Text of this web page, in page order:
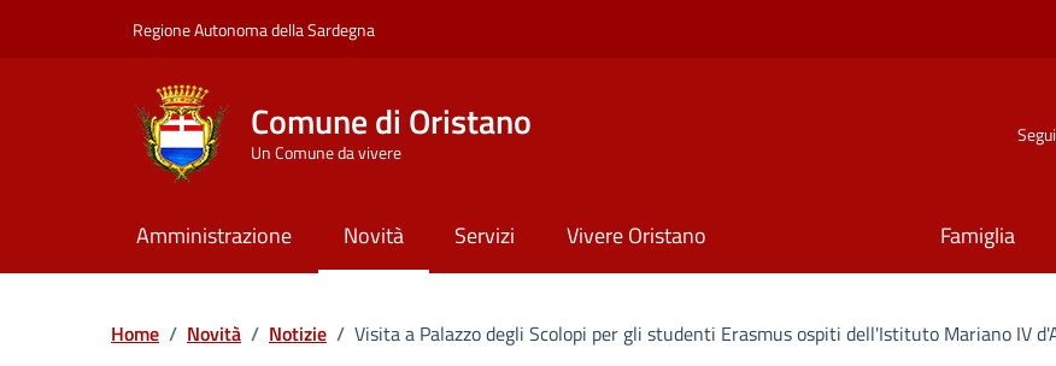
Regione Autonoma della Sardegna
Comune di Oristano
Un Comune da vivere
Amministrazione Novità Servizi Vivere Oristano Famiglia
Home / Novità / Notizie / Visita a Palazzo degli Scolopi per gli studenti Erasmus ospiti dell'Istituto Mariano IV